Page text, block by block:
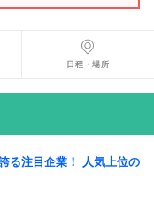
日程・場所
る注目企業！ 人気上位の